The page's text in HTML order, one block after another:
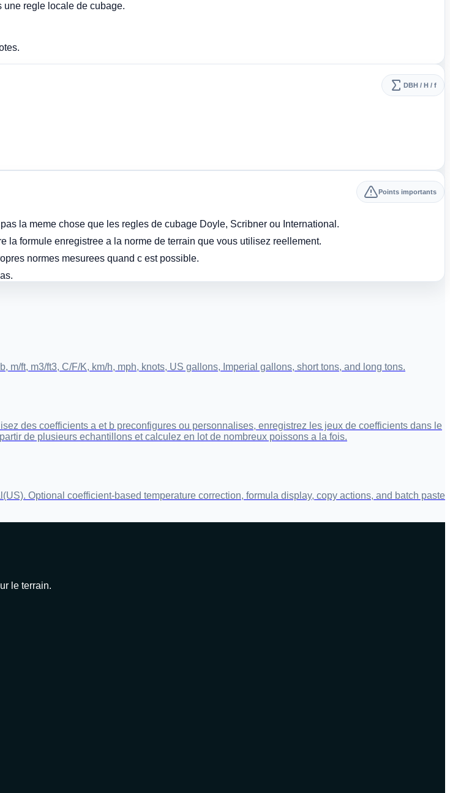
une regle locale de cubage.
DBH / H / f
Points importants
la meme chose que les regles de cubage Doyle, Scribner ou International.
formule enregistree a la norme de terrain que vous utilisez reellement.
normes mesurees quand c est possible.
ft, m3/ft3, C/F/K, km/h, mph, knots, US gallons, Imperial gallons, short tons, and long tons.
des coefficients a et b preconfigures ou personnalises, enregistrez les jeux de coefficients dans le
de plusieurs echantillons et calculez en lot de nombreux poissons a la fois.
Optional coefficient-based temperature correction, formula display, copy actions, and batch paste
le terrain.